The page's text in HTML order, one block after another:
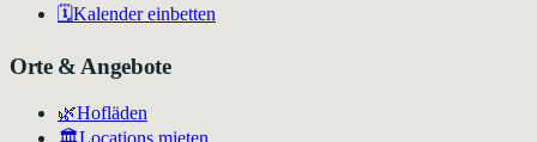
🗓️Kalender einbetten
Orte & Angebote
🌿Hofläden
🏛️Locations mieten